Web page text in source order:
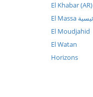
El Khabar (AR)
El Moudjahid
El Watan
Horizons